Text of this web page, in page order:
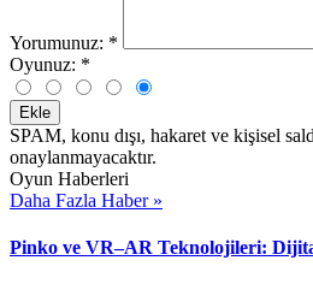
Yorumunuz: *
Oyunuz: *
Ekle
SPAM, konu dışı, hakaret ve kişisel
onaylanmayacaktır.
Oyun Haberleri
Daha Fazla Haber »
Pinko ve VR–AR Teknolojileri: